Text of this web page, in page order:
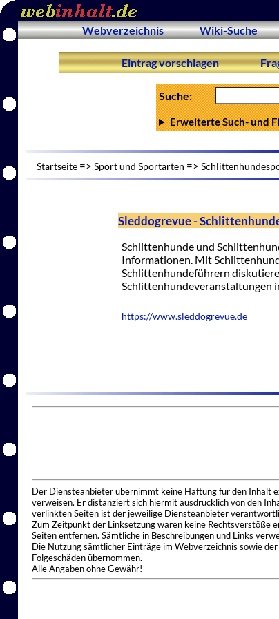
Webverzeichnis Wiki-Suche
Eintrag vorschlagen
Suche:
Erweiterte Such- und
Startseite => Sport und Sportarten =>
Sleddogrevue -
Schlittenhunde und
Informationen. Mit
Schlittenhundeführern
Schlittenhundeveranstaltungen
https://www.sleddogrevue.de
Der Diensteanbieter übernimmt keine Haftung für den Inhalt
verweisen. Er distanziert sich hiermit ausdrücklich von den
verlinkten Seiten ist der jeweilige Diensteanbieter
Zum Zeitpunkt der Linksetzung waren keine Rechtsverstöße
Seiten entfernen. Sämtliche in Beschreibungen und Links
Die Nutzung sämtlicher Einträge im Webverzeichnis sowie
Folgeschäden übernommen.
Alle Angaben ohne Gewähr!